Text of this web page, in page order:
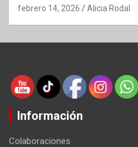
febrero 14, 2026 Alicia Rodal
Información
Colaboraciones